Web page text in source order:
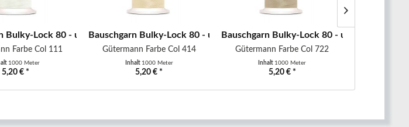
Bulky-Lock 80 - uni - 1000 m - kalkweiß
Farbe Col 111
1000 Meter
5,20 € *
Bauschgarn Bulky-Lock 80 - uni - 1000 m -...
Gütermann Farbe Col 414
Inhalt 1000 Meter
5,20 € *
Bauschgarn Bulky-Lock 80 - uni - 1000 m -
Gütermann Farbe Col 722
Inhalt 1000 Meter
5,20 € *